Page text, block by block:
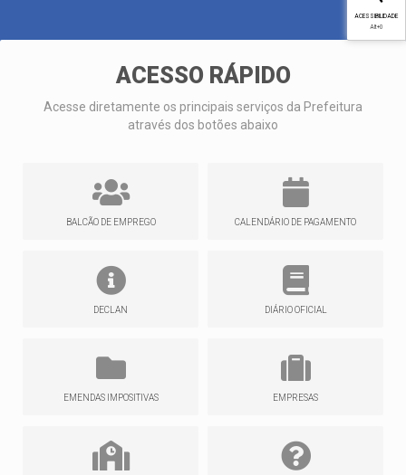
ACESSIBILIDADE
Alt+0
ACESSO RÁPIDO
Acesse diretamente os principais serviços da Prefeitura
através dos botões abaixo
BALCÃO DE EMPREGO CALENDÁRIO DE PAGAMENTO
DECLAN DIÁRIO OFICIAL
EMENDAS IMPOSITIVAS EMPRESAS